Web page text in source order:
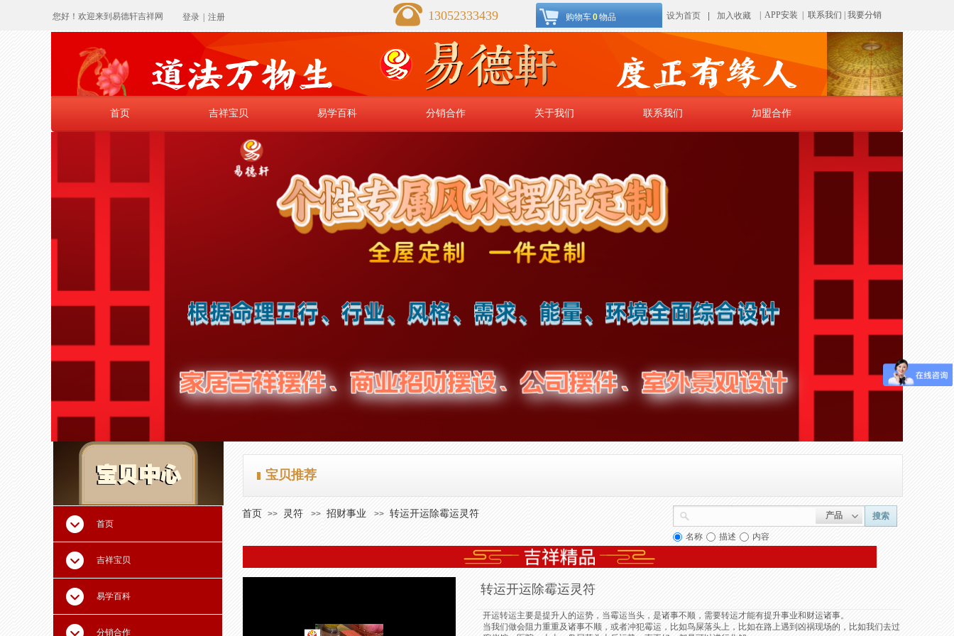
购物车0物品
您好！欢迎来到易德轩吉祥网 登录 注册 设为首页 加入收藏 APP安装 联系我们 我要分销
13052333439
首页 吉祥宝贝 易学百科 分销合作 关于我们 联系我们 加盟合作
首页
吉祥宝贝
易学百科
分销合作
宝贝推荐
产品 搜索
名称 描述 内容
首页 >> 灵符 >> 招财事业 >> 转运开运除霉运灵符
转运开运除霉运灵符
开运转运主要是提升人的运势，当霉运当头，是诸事不顺，需要转运才能有提升事业和财运诸事。
当我们做会阻力重重及诸事不顺，或者冲犯霉运，比如鸟屎落头上，比如在路上遇到凶祸现场的，比如我们去过